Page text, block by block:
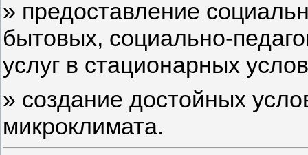
» предоставление
бытовых, социально-
услуг в стационарных
» создание достойных
микроклимата.